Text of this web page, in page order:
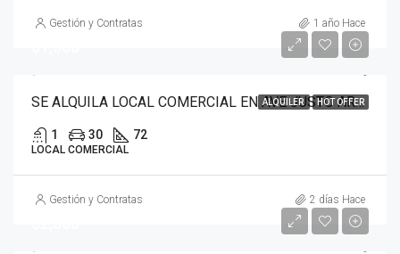
Gestión y Contratas 1 año Hace
ALQUILER HOT OFFER
SE ALQUILA LOCAL COMERCIAL EN AVE JUSTO AROSEMENA
1 30 72
LOCAL COMERCIAL
Gestión y Contratas 2 días Hace